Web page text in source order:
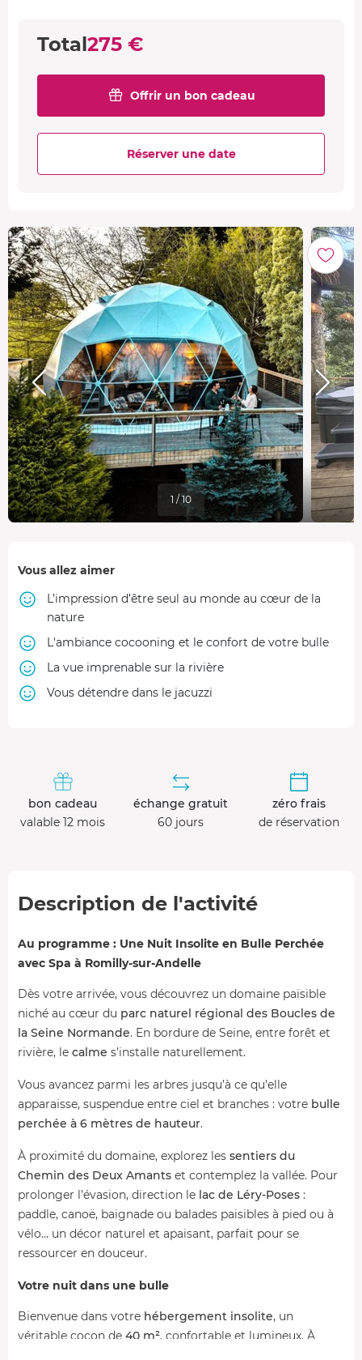
Total275 €
Offrir un bon cadeau
Réserver une date
1 / 10
Vous allez aimer
L’impression d’être seul au monde au cœur de la
nature
L'ambiance cocooning et le confort de votre bulle
La vue imprenable sur la rivière
Vous détendre dans le jacuzzi
bon cadeau
valable 12 mois
échange gratuit
60 jours
zéro frais
de réservation
Description de l'activité
Au programme : Une Nuit Insolite en Bulle Perchée
avec Spa à Romilly-sur-Andelle
Dès votre arrivée, vous découvrez un domaine paisible
niché au cœur du parc naturel régional des Boucles de
la Seine Normande. En bordure de Seine, entre forêt et
rivière, le calme s’installe naturellement.
Vous avancez parmi les arbres jusqu’à ce qu’elle
apparaisse, suspendue entre ciel et branches : votre bulle
perchée à 6 mètres de hauteur.
À proximité du domaine, explorez les sentiers du
Chemin des Deux Amants et contemplez la vallée. Pour
prolonger l’évasion, direction le lac de Léry-Poses :
paddle, canoë, baignade ou balades paisibles à pied ou à
vélo… un décor naturel et apaisant, parfait pour se
ressourcer en douceur.
Votre nuit dans une bulle
Bienvenue dans votre hébergement insolite, un
véritable cocon de 40 m², confortable et lumineux. À